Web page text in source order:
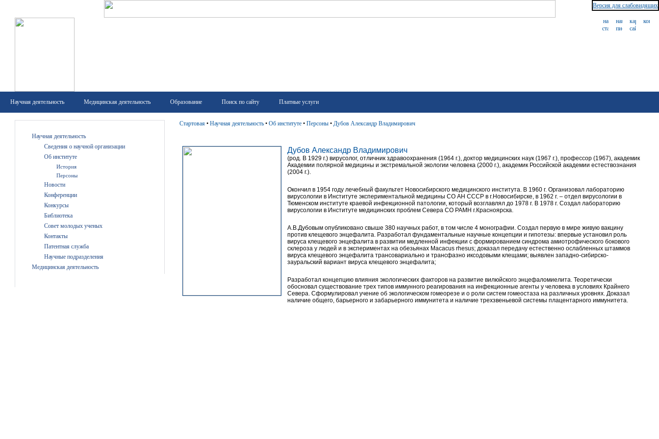
Версия для слабовидящих
Научная деятельность Медицинская деятельность Образование Поиск по сайту Платные услуги
Научная деятельность
Сведения о научной организации
Об институте
История
Персоны
Новости
Конференции
Конкурсы
Библиотека
Совет молодых ученых
Контакты
Патентная служба
Научные подразделения
Медицинская деятельность
Стартовая • Научная деятельность • Об институте • Персоны • Дубов Александр Владимирович
Дубов Александр Владимирович
(род. В 1929 г.) вирусолог, отличник здравоохранения (1964 г.), доктор медицинских наук (1967 г.), профессор (1967), академик
Академии полярной медицины и экстремальной экологии человека (2000 г.), академик Российской академии естествознания
(2004 г.).
Окончил в 1954 году лечебный факультет Новосибирского медицинского института. В 1960 г. Организовал лабораторию
вирусологии в Институте экспериментальной медицины СО АН СССР в г.Новосибирске, в 1962 г. – отдел вирусологии в
Тюменском институте краевой инфекционной патологии, который возглавлял до 1978 г. В 1978 г. Создал лабораторию
вирусологии в Институте медицинских проблем Севера СО РАМН г.Красноярска.
А.В.Дубовым опубликовано свыше 380 научных работ, в том числе 4 монографии. Создал первую в мире живую вакцину
против клещевого энцефалита. Разработал фундаментальные научные концепции и гипотезы: впервые установил роль
вируса клещевого энцефалита в развитии медленной инфекции с формированием синдрома амиотрофического бокового
склероза у людей и в экспериментах на обезьянах Macacus rhesus; доказал передачу естественно ослабленных штаммов
вируса клещевого энцефалита трансовариально и трансфазно иксодовыми клещами; выявлен западно-сибирско-
зауральский вариант вируса клещевого энцефалита;
Разработал концепцию влияния экологических факторов на развитие вилюйского энцефаломиелита. Теоретически
обосновал существование трех типов иммунного реагирования на инфекционные агенты у человека в условиях Крайнего
Севера. Сформулировал учение об экологическом гомеорезе и о роли систем гомеостаза на различных уровнях. Доказал
наличие общего, барьерного и забарьерного иммунитета и наличие трехзвеньевой системы плацентарного иммунитета.